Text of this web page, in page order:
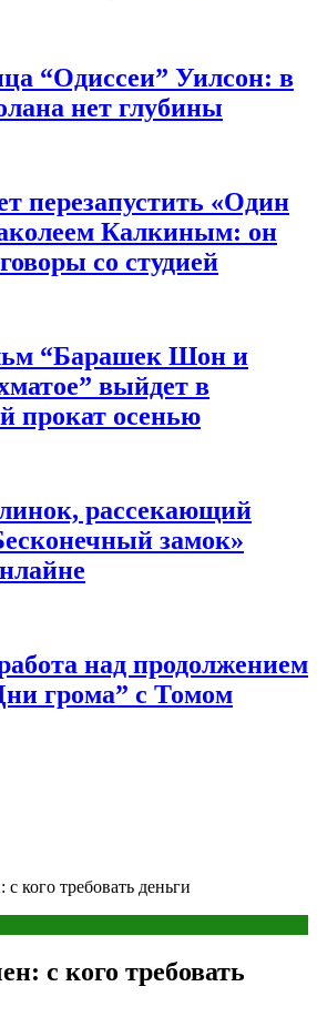
“Одиссеи” Уилсон: в
нет глубины
перезапустить «Один
Калкиным: он
со студией
“Барашек Шон и
выйдет в
прокат осенью
рассекающий
замок»
над продолжением
грома” с Томом
кого требовать деньги
с кого требовать